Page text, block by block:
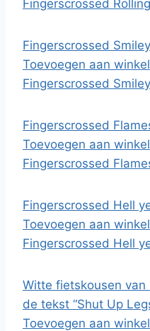
Fingerscrossed
Fingerscrossed
Toevoegen aan
Fingerscrossed
Fingerscrossed
Toevoegen aan
Fingerscrossed
Fingerscrossed Hell
Toevoegen aan
Fingerscrossed Hell
Witte fietskousen van
de tekst “Shut Up
Toevoegen aan